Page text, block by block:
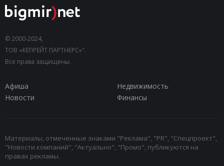
© 2000-2024,
ТОВ «КЕПРЕЙТ ПАРТНЕРС»".
Все права защищены.
Афиша
Недвижимость
Новости
Финансы
Материалы, отмеченные знаками "Реклама", "PR", "Спецпроект",
"Новости компаний", "Актуально", "Промо", публикуются на
правах рекламы.